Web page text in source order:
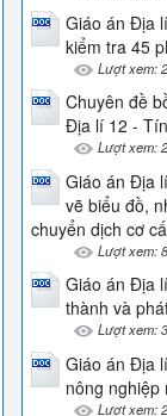
Giáo án Địa
kiểm tra 45
Lượt xem:
Chuyên đề
Địa lí 12 -
Lượt xem:
Giáo án Địa
vẽ biểu đồ,
chuyển dịch cơ
Lượt xem:
Giáo án Địa
thành và
Lượt xem:
Giáo án Địa
nông nghiệp
Lượt xem: